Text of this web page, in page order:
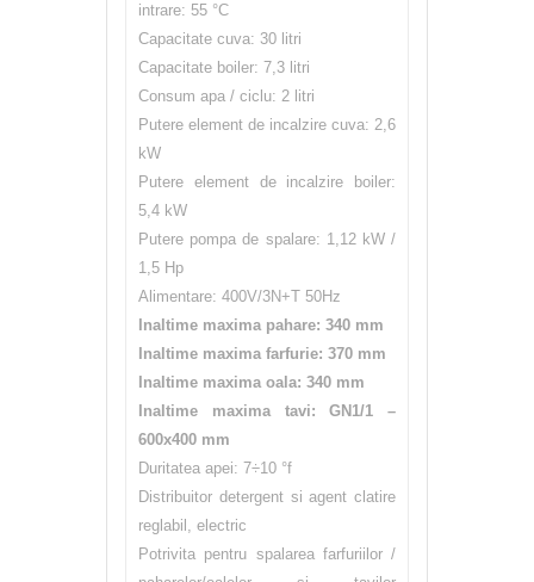
intrare: 55 °C
Capacitate cuva: 30 litri
Capacitate boiler: 7,3 litri
Consum apa / ciclu: 2 litri
Putere element de incalzire cuva: 2,6
kW
Putere element de incalzire boiler:
5,4 kW
Putere pompa de spalare: 1,12 kW /
1,5 Hp
Alimentare: 400V/3N+T 50Hz
Inaltime maxima pahare: 340 mm
Inaltime maxima farfurie: 370 mm
Inaltime maxima oala: 340 mm
Inaltime maxima tavi: GN1/1 –
600x400 mm
Duritatea apei: 7÷10 °f
Distribuitor detergent si agent clatire
reglabil, electric
Potrivita pentru spalarea farfuriilor /